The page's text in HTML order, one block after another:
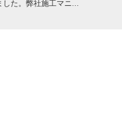
た。弊社施工マニ...